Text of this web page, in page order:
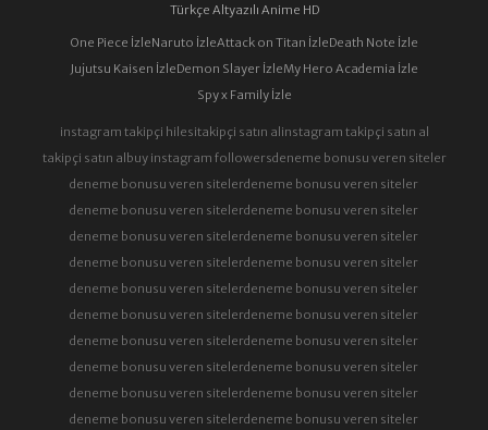
Türkçe Altyazılı Anime HD
One Piece İzleNaruto İzleAttack on Titan İzleDeath Note İzle
Jujutsu Kaisen İzleDemon Slayer İzleMy Hero Academia İzle
Spy x Family İzle
instagram takipçi hilesitakipçi satın alinstagram takipçi satın al
takipçi satın albuy instagram followersdeneme bonusu veren siteler
deneme bonusu veren sitelerdeneme bonusu veren siteler
deneme bonusu veren sitelerdeneme bonusu veren siteler
deneme bonusu veren sitelerdeneme bonusu veren siteler
deneme bonusu veren sitelerdeneme bonusu veren siteler
deneme bonusu veren sitelerdeneme bonusu veren siteler
deneme bonusu veren sitelerdeneme bonusu veren siteler
deneme bonusu veren sitelerdeneme bonusu veren siteler
deneme bonusu veren sitelerdeneme bonusu veren siteler
deneme bonusu veren sitelerdeneme bonusu veren siteler
deneme bonusu veren sitelerdeneme bonusu veren siteler